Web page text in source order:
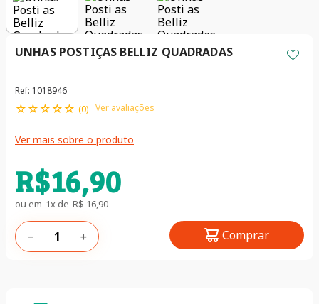
UNHAS POSTIÇAS BELLIZ QUADRADAS
Ref: 1018946
☆☆☆☆☆ (0) Ver avaliações
Ver mais sobre o produto
R$16,90
ou em 1x de R$ 16,90
＋
－ Comprar